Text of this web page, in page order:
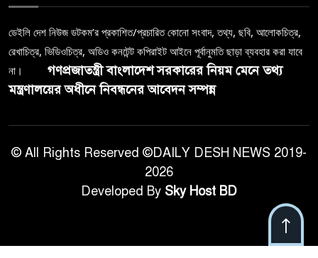
ডেইলি দেশ নিউজ ডটকম’র প্রকাশিত/প্রচারিত কোনো সংবাদ, তথ্য, ছবি, আলোকচিত্র,
রেখাচিত্র, ভিডিওচিত্র, অডিও কনটেন্ট কপিরাইট আইনে পূর্বানুমতি ছাড়া ব্যবহার করা যাবে
না।
গণপ্রজাতন্ত্রী বাংলাদেশ সরকারের নিয়ম মেনে তথ্য
মন্ত্রণালয়ের অধীনে নিবন্ধনের আবেদন সম্পন্ন
© All Rights Reserved ©DAILY DESH NEWS 2019-
2026
Developed By Sky Host BD